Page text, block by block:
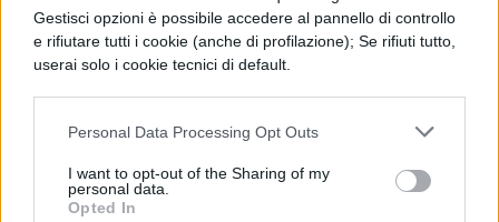
Gestisci opzioni è possibile accedere al pannello di controllo
e rifiutare tutti i cookie (anche di profilazione); Se rifiuti tutto,
userai solo i cookie tecnici di default.
Personal Data Processing Opt Outs
I want to opt-out of the Sharing of my
personal data.
Opted In
scienziati che racconteranno di animali
e piante, i cartoni animati della Big
Per le scuole secondarie di primo
grado, secondo grado e oltre, dalle 9.00
alle 11.00 Presentazione delle